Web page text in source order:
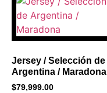
Jersey / Selección de
Argentina / Maradona
$79,999.00